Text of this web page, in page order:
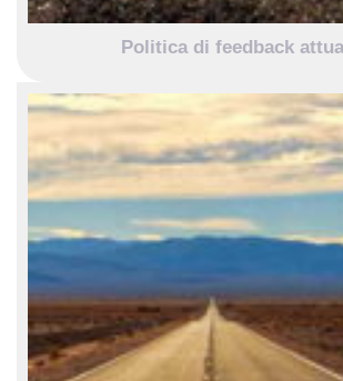
Politica di feedback